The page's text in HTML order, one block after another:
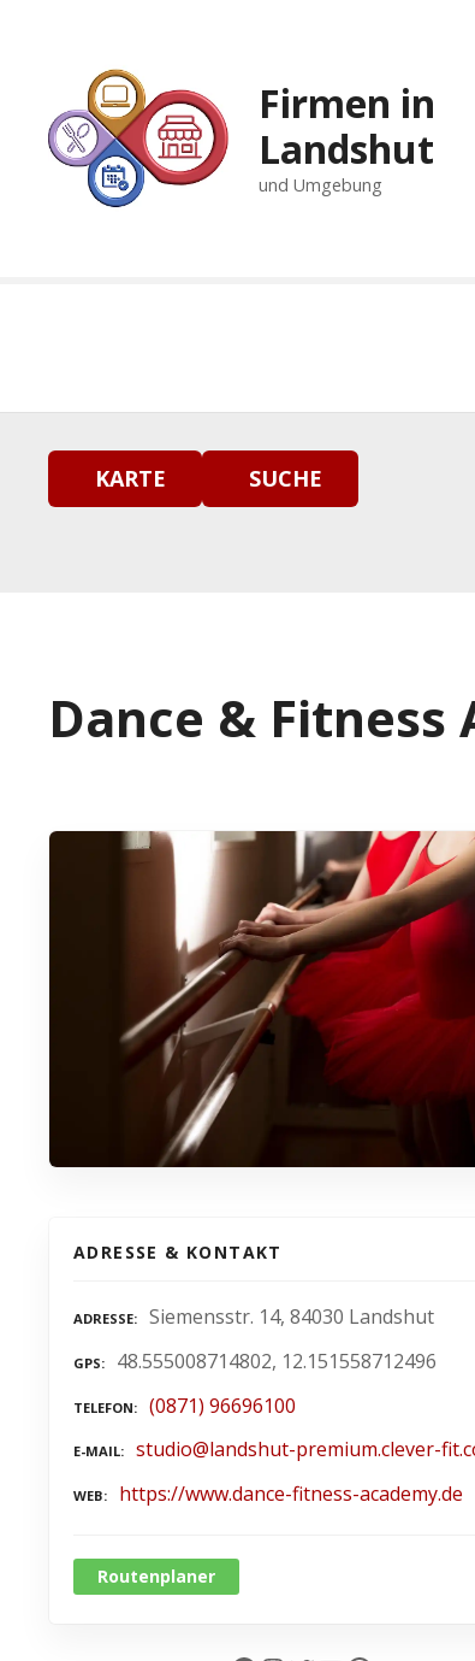
g
Firmen in
Landshut
und Umgebung
KARTE SUCHE
Dance & Fitness
ADRESSE & KONTAKT
ADRESSE Siemensstr. 14, 84030 Landshut
GPS 48.555008714802, 12.151558712496
TELEFON (0871) 96696100
E-MAIL studio@landshut-premium.clever-
WEB https://www.dance-fitness-academy.de
Routenplaner